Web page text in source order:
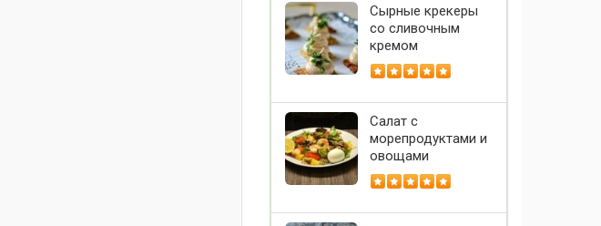
Сырные крекеры
со сливочным
кремом
Салат с
морепродуктами и
овощами